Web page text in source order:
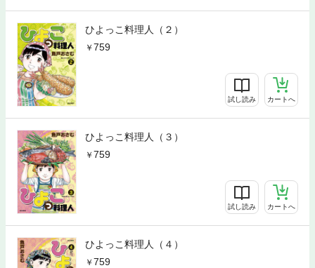
ひよっこ料理人（２）
759
試し読み カートへ
ひよっこ料理人（３）
759
試し読み カートへ
ひよっこ料理人（４）
759